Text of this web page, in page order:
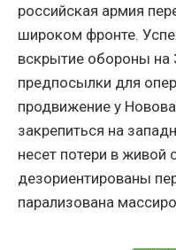
российская армия
широком фронте.
вскрытие обороны
предпосылки для
продвижение у
закрепиться на
несет потери в живой
дезориентированы
парализована